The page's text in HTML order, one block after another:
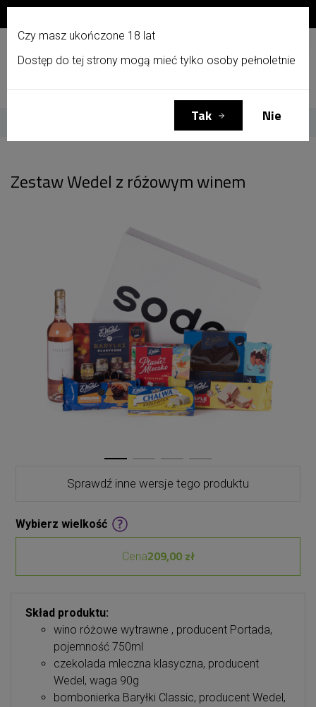
Menu Zaloguj się Koszyk (0)
Zestaw Wedel z różowym winem
Zestaw Wedel z różowym winem
Sprawdź inne wersje tego produktu
Wybierz wielkość
Cena209,00 zł
Skład produktu:
wino różowe wytrawne , producent Portada,
pojemność 750ml
czekolada mleczna klasyczna, producent
Wedel, waga 90g
bombonierka Baryłki Classic, producent Wedel,
Czy masz ukończone 18 lat
Dostęp do tej strony mogą mieć tylko osoby pełnoletnie
Tak Nie